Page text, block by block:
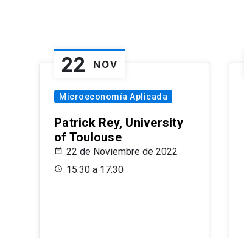
22 NOV
Microeconomía Aplicada
Patrick Rey, University
of Toulouse
22 de Noviembre de 2022
15:30 a 17:30